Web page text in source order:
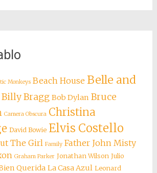
Monkeys Beach House Belle and
Billy Bragg Bob Dylan Bruce
Camera Obscura Christina
David Bowie Elvis Costello
The Girl Family Father John Misty
Graham Parker Jonathan Wilson Julio
Querida La Casa Azul Leonard